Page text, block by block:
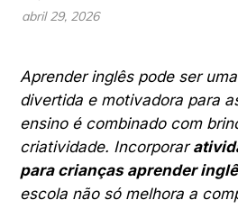
abril 29, 2026
Aprender inglês pode ser
divertida e motivadora para
ensino é combinado com
criatividade. Incorporar
para crianças aprender
escola não só melhora a